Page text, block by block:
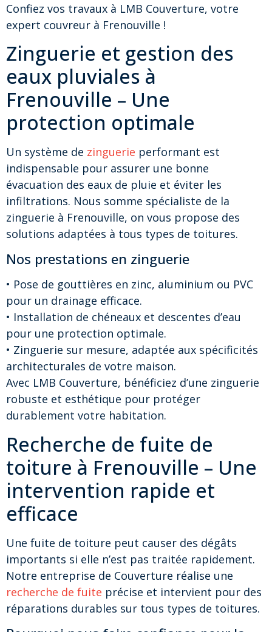
Confiez vos travaux à LMB Couverture, votre
expert couvreur à Frenouville !
Zinguerie et gestion des
eaux pluviales à
Frenouville – Une
protection optimale
Un système de zinguerie performant est
indispensable pour assurer une bonne
évacuation des eaux de pluie et éviter les
infiltrations. Nous somme spécialiste de la
zinguerie à Frenouville, on vous propose des
solutions adaptées à tous types de toitures.
Nos prestations en zinguerie
• Pose de gouttières en zinc, aluminium ou PVC
pour un drainage efficace.
• Installation de chéneaux et descentes d’eau
pour une protection optimale.
• Zinguerie sur mesure, adaptée aux spécificités
architecturales de votre maison.
Avec LMB Couverture, bénéficiez d’une zinguerie
robuste et esthétique pour protéger
durablement votre habitation.
Recherche de fuite de
toiture à Frenouville – Une
intervention rapide et
efficace
Une fuite de toiture peut causer des dégâts
importants si elle n’est pas traitée rapidement.
Notre entreprise de Couverture réalise une
recherche de fuite précise et intervient pour des
réparations durables sur tous types de toitures.